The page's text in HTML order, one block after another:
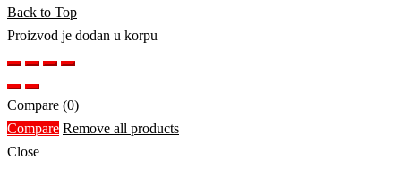
Back to Top
Proizvod je dodan u korpu
Compare (0)
Compare Remove all products
Close